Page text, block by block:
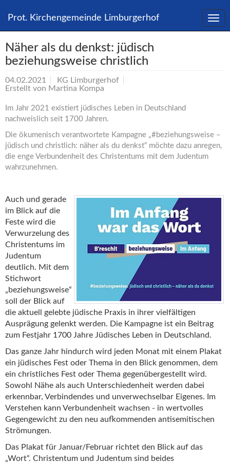
Prot. Kirchengemeinde Limburgerhof
zum
Näher als du denkst: jüdisch
beziehungsweise christlich
04.02.2021
KG Limburgerhof
Erstellt von Martina Kompa
Im Jahr 2021 existiert jüdisches Leben in Deutschland
nachweislich seit 1700 Jahren.
Die ökumenisch verantwortete Kampagne „#beziehungsweise –
jüdisch und christlich: näher als du denkst“ möchte dazu anregen,
die enge Verbundenheit des Christentums mit dem Judentum
wahrzunehmen.
Auch und gerade
im Blick auf die
Feste wird die
Verwurzelung des
Christentums im
Judentum
deutlich. Mit dem
Stichwort
„beziehungsweise“
soll der Blick auf
die aktuell gelebte jüdische Praxis in ihrer vielfältigen
Ausprägung gelenkt werden. Die Kampagne ist ein Beitrag
zum Festjahr 1700 Jahre Jüdisches Leben in Deutschland.
Das ganze Jahr hindurch wird jeden Monat mit einem Plakat
ein jüdisches Fest oder Thema in den Blick genommen, dem
ein christliches Fest oder Thema gegenübergestellt wird.
Sowohl Nähe als auch Unterschiedenheit werden dabei
erkennbar, Verbindendes und unverwechselbar Eigenes. Im
Verstehen kann Verbundenheit wachsen - in wertvolles
Gegengewicht zu den neu aufkommenden antisemitischen
Strömungen.
Das Plakat für Januar/Februar richtet den Blick auf das
„Wort“. Christentum und Judentum sind beides